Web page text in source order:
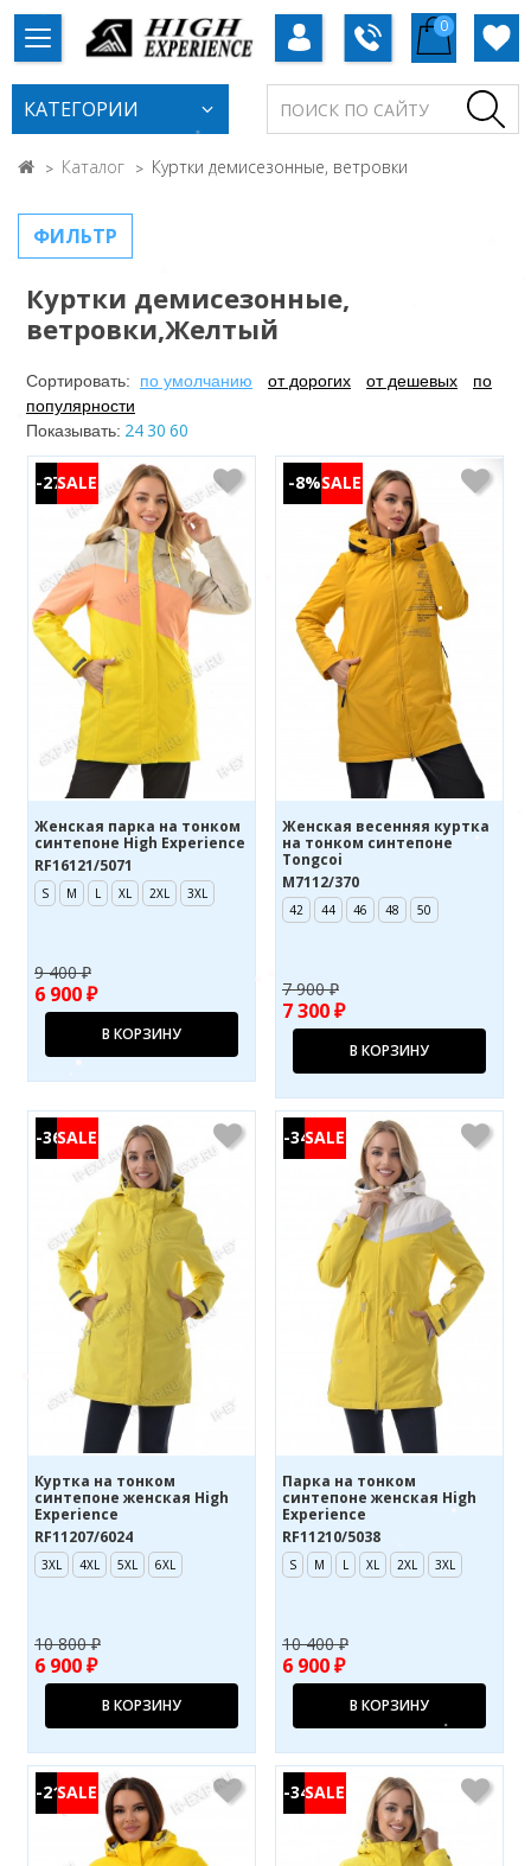
0
КАТЕГОРИИ
Каталог Куртки демисезонные, ветровки
ФИЛЬТР
Куртки демисезонные,
ветровки,Желтый
Сортировать: по умолчанию от дорогих от дешевых
по
популярности
Показывать: 2430 60
-27%
Женская парка на тонком
синтепоне High Experience
RF16121/5071
S M L XL 2XL 3XL
9 400 ₽
6 900 ₽
В КОРЗИНУ
-8%
Женская весенняя куртка
на тонком синтепоне
Tongcoi
M7112/370
42 44 46 48 50
7 900 ₽
7 300 ₽
В КОРЗИНУ
-36%
Куртка на тонком
синтепоне женская High
Experience
RF11207/6024
3XL 4XL 5XL 6XL
10 800 ₽
6 900 ₽
В КОРЗИНУ
-34%
Парка на тонком
синтепоне женская High
Experience
RF11210/5038
S M L XL 2XL 3XL
10 400 ₽
6 900 ₽
В КОРЗИНУ
-21% -34%